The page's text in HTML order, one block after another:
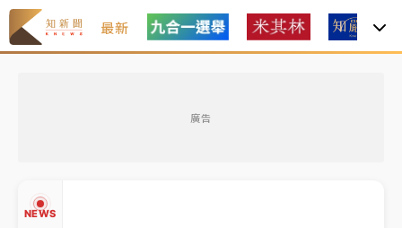
最新
廣告
NEWS
中信慈善基金會想增加董事人數！辜仲諒向法院聲請遭
駁 理由曝光